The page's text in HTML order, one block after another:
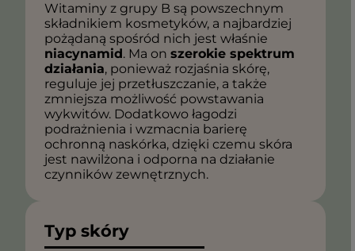
Witaminy z grupy B są powszechnym
składnikiem kosmetyków, a najbardziej
pożądaną spośród nich jest właśnie
niacynamid. Ma on szerokie spektrum
działania, ponieważ rozjaśnia skórę,
reguluje jej przetłuszczanie, a także
zmniejsza możliwość powstawania
wykwitów. Dodatkowo łagodzi
podrażnienia i wzmacnia barierę
ochronną naskórka, dzięki czemu skóra
jest nawilżona i odporna na działanie
czynników zewnętrznych.
Typ skóry